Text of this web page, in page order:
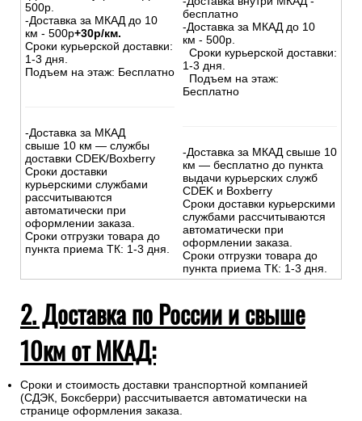
500р.
-Доставка за МКАД до 10
км - 500р+30р/км.
Сроки курьерской доставки:
1-3 дня.
Подъем на этаж: Бесплатно
-Доставка за МКАД
свыше 10 км — службы
доставки CDEK/Boxberry
Сроки доставки
курьерскими службами
рассчитываются
автоматически при
оформлении заказа.
Сроки отгрузки товара до
пункта приема ТК: 1-3 дня.
бесплатно
-Доставка за МКАД до 10
км - 500р.
Сроки курьерской доставки:
1-3 дня.
Подъем на этаж:
Бесплатно
-Доставка за МКАД свыше 10
км — бесплатно до пункта
выдачи курьерских служб
CDEK и Boxberry
Сроки доставки курьерскими
службами рассчитываются
автоматически при
оформлении заказа.
Сроки отгрузки товара до
пункта приема ТК: 1-3 дня.
2. Доставка по России и свыше
10км от МКАД:
Сроки и стоимость доставки транспортной компанией
(СДЭК, Боксберри) рассчитывается автоматически на
странице оформления заказа.